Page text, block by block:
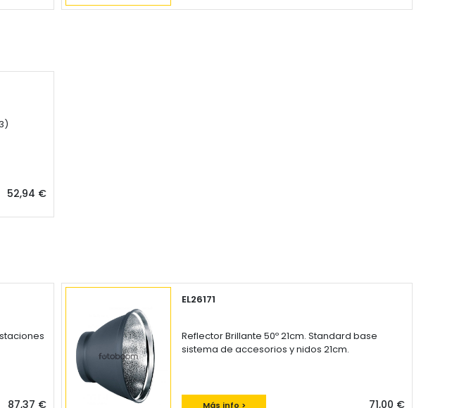
52,94 €
87,37 €
EL26171
Reflector Brillante 50º 21cm. Standard base
sistema de accesorios y nidos 21cm.
Más info > 71,00 €